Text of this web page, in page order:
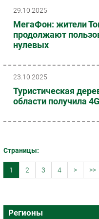
29.10.2025
МегаФон: жители
продолжают
нулевых
23.10.2025
Туристическая
области получила
Страницы:
1 2 3 4 > >>
Регионы